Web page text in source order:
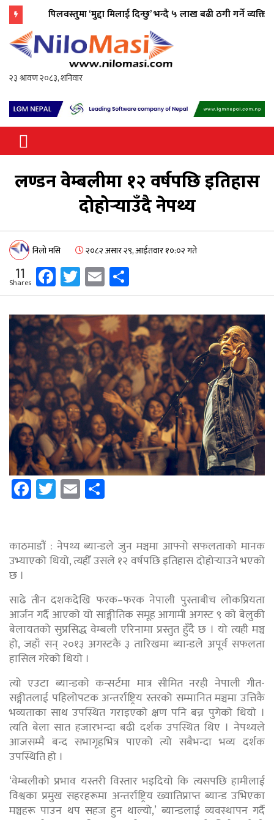
कपिलवस्तुमा ‘मुद्दा मिलाई दिन्छु’ भन्दै ५ लाख बढी ठगी गर्ने व्यक्ति
Nilo Masi
जन जनको खबर जन जन सम्म जस्ताको
त्यस्तै
लण्डन वेम्बलीमा १२ वर्षपछि इतिहास
दोहोर्‍याउँदै नेपथ्य
निलो मसि २०८२ असार २९, आईतवार १०:०२ गते
11
Shares Facebook
Twitter
Email
Facebook
Twitter
Email
काठमाडौं : नेपथ्य ब्यान्डले जुन मञ्चमा आफ्नो सफलताको मानक
उभ्याएको थियो, त्यहीँ उसले १२ वर्षपछि इतिहास दोहोर्‍याउने भएको
छ ।
साढे तीन दशकदेखि फरक–फरक नेपाली पुस्ताबीच लोकप्रियता
आर्जन गर्दै आएको यो साङ्गीतिक समूह आगामी अगस्ट ९ को बेलुकी
बेलायतको सुप्रसिद्ध वेम्बली एरिनामा प्रस्तुत हुँदै छ । यो त्यही मञ्च
हो, जहाँ सन् २०१३ अगस्टकै ३ तारिखमा ब्यान्डले अपूर्व सफलता
हासिल गरेको थियो ।
त्यो एउटा ब्यान्डको कन्सर्टमा मात्र सीमित नरही नेपाली गीत-
सङ्गीतलाई पहिलोपटक अन्तर्राष्ट्रिय स्तरको सम्मानित मञ्चमा उत्तिकै
भव्यताका साथ उपस्थित गराइएको क्षण पनि बन्न पुगेको थियो ।
त्यति बेला सात हजारभन्दा बढी दर्शक उपस्थित थिए । नेपथ्यले
आजसम्मै बन्द सभागृहभित्र पाएको त्यो सबैभन्दा भव्य दर्शक
उपस्थिति हो ।
‘वेम्बलीको प्रभाव यस्तरी विस्तार भइदियो कि त्यसपछि हामीलाई
विश्वका प्रमुख सहरहरूमा अन्तर्राष्ट्रिय ख्यातिप्राप्त ब्यान्ड उभिएका
मञ्चहरू पाउन थप सहज हुन थाल्यो,’ ब्यान्डलाई व्यवस्थापन गर्दै